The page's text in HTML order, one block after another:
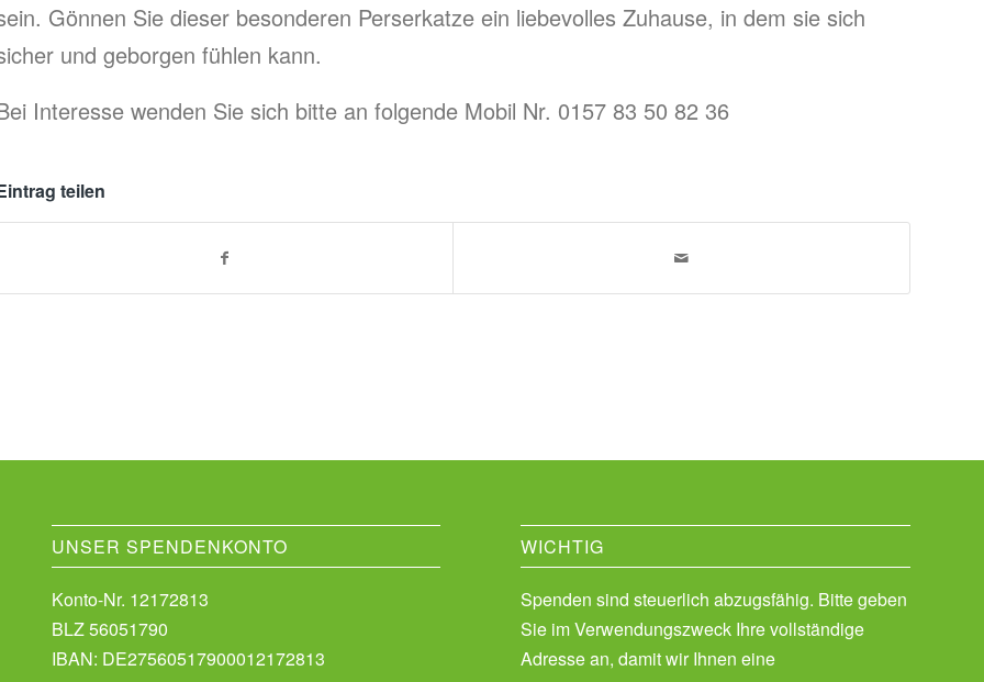
Gönnen Sie dieser besonderen Perserkatze ein liebevolles Zuhause, in dem sie sich
und geborgen fühlen kann.
Interesse wenden Sie sich bitte an folgende Mobil Nr. 0157 83 50 82 36
teilen
UNSER SPENDENKONTO
Konto-Nr. 12172813
BLZ 56051790
IBAN: DE27560517900012172813
WICHTIG
Spenden sind steuerlich abzugsfähig. Bitte geben
Sie im Verwendungszweck Ihre vollständige
Adresse an, damit wir Ihnen eine